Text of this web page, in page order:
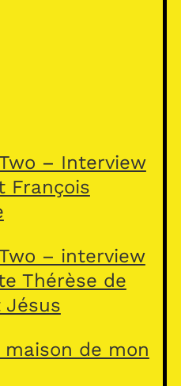
– Interview
François
– interview
Thérèse de
Jésus
maison de mon